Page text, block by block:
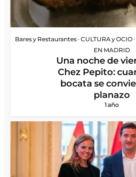
Bares y Restaurantes • CULTURA y OCIO •
EN MADRID
Una noche de
Chez Pepito:
bocata se
planazo
1 año